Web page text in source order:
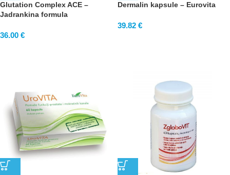
Glutation Complex ACE –
Jadrankina formula
36.00 €
Dermalin kapsule – Eurovita
39.82 €